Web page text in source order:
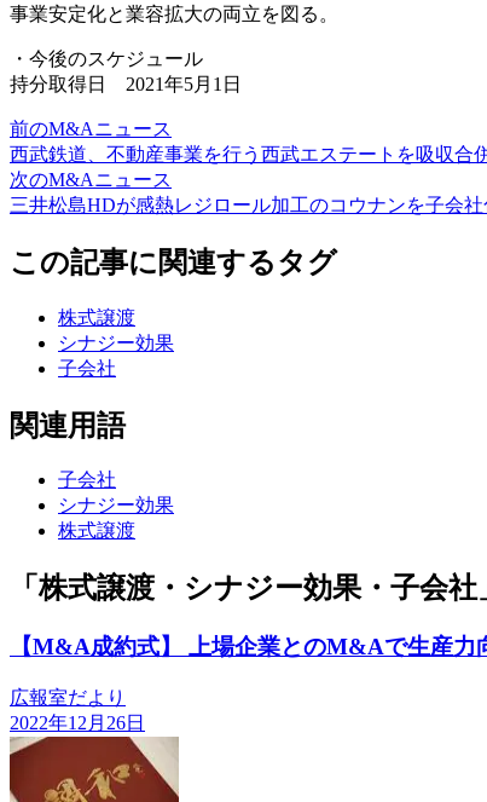
事業安定化と業容拡大の両立を図る。
・今後のスケジュール
持分取得日 2021年5月1日
前のM&Aニュース
西武鉄道、不動産事業を行う西武エステートを吸収合
次のM&Aニュース
三井松島HDが感熱レジロール加工のコウナンを子会
この記事に関連するタグ
株式譲渡
シナジー効果
子会社
関連用語
子会社
シナジー効果
株式譲渡
「株式譲渡・シナジー効果・子会
【M&A成約式】 上場企業とのM&Aで生産
広報室だより
2022年12月26日